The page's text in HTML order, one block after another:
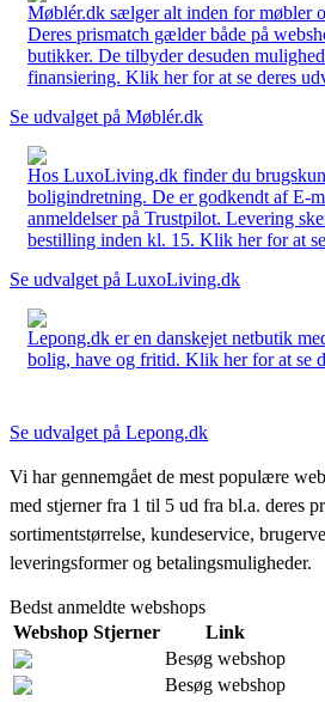
Møblér.dk sælger alt inden for møbler
Deres prismatch gælder både på
butikker. De tilbyder desuden
finansiering. Klik her for at se deres
Se udvalget på Møblér.dk
Hos LuxoLiving.dk finder du
boligindretning. De er godkendt af E-
anmeldelser på Trustpilot. Levering
bestilling inden kl. 15. Klik her for at
Se udvalget på LuxoLiving.dk
Lepong.dk er en danskejet netbutik
bolig, have og fritid. Klik her for at se
Se udvalget på Lepong.dk
Vi har gennemgået de mest populære
med stjerner fra 1 til 5 ud fra bl.a. deres
sortimentstørrelse, kundeservice,
leveringsformer og betalingsmuligheder.
Bedst anmeldte webshops
Webshop Stjerner
Link
Besøg webshop
Besøg webshop